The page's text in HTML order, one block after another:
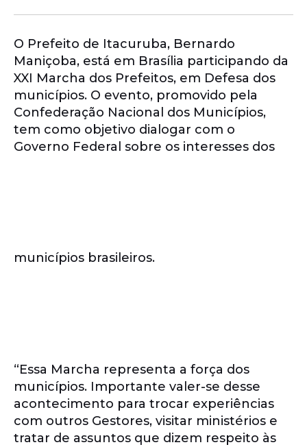
O Prefeito de Itacuruba, Bernardo
Maniçoba, está em Brasília participando da
XXI Marcha dos Prefeitos, em Defesa dos
municípios. O evento, promovido pela
Confederação Nacional dos Municípios,
tem como objetivo dialogar com o
Governo Federal sobre os interesses dos
municípios brasileiros.
“Essa Marcha representa a força dos
municípios. Importante valer-se desse
acontecimento para trocar experiências
com outros Gestores, visitar ministérios e
tratar de assuntos que dizem respeito às